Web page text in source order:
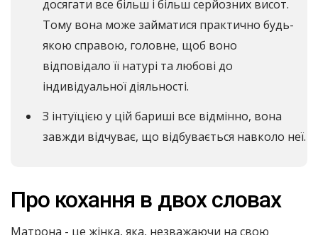
досягати все більш і більш серйозних висот.
Тому вона може займатися практично будь-
якою справою, головне, щоб воно
відповідало її натурі та любові до
індивідуальної діяльності.
З інтуїцією у цій бариші все відмінно, вона
завжди відчуває, що відбувається навколо неї.
Про кохання в двох словах
Матрона - це жінка, яка, незважаючи на свою